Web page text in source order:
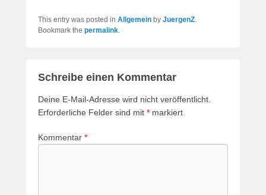
This entry was posted in Allgemein by JuergenZ
Bookmark the permalink
Schreibe einen Kommentar
Deine E-Mail-Adresse wird nicht veröffentlicht.
Erforderliche Felder sind mit * markiert
Kommentar *